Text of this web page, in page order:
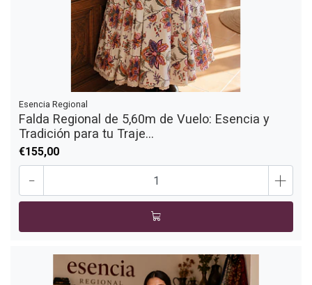
Esencia Regional
Falda Regional de 5,60m de Vuelo: Esencia y
Tradición para tu Traje...
€155,00
- +